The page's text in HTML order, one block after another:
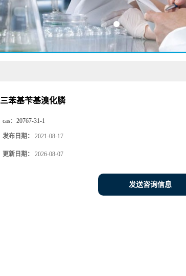
三苯基苄基溴化膦
cas： 20767-31-1
发布日期： 2021-08-17
更新日期： 2026-08-07
发送咨询信息